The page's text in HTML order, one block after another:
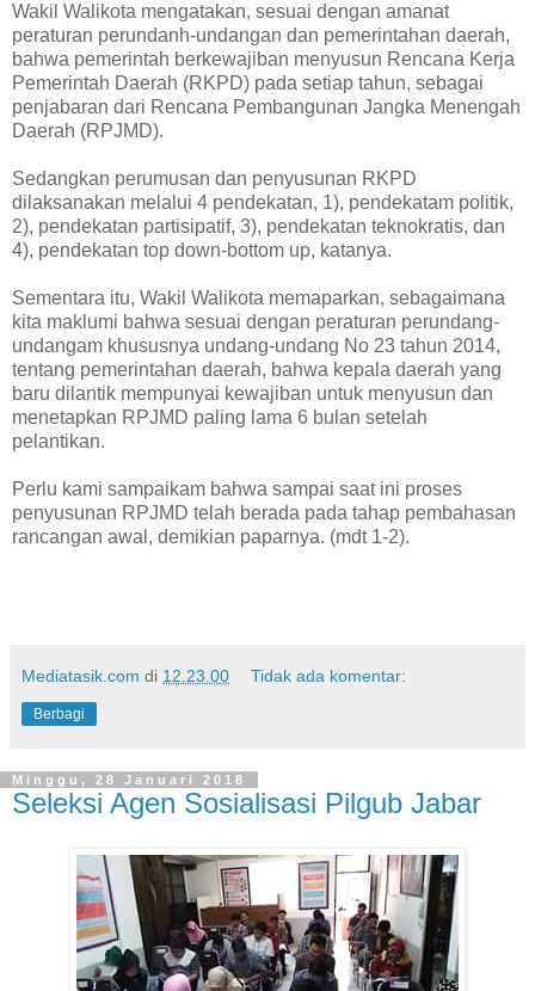
Wakil Walikota mengatakan, sesuai dengan amanat
peraturan perundanh-undangan dan pemerintahan daerah,
bahwa pemerintah berkewajiban menyusun Rencana Kerja
Pemerintah Daerah (RKPD) pada setiap tahun, sebagai
penjabaran dari Rencana Pembangunan Jangka Menengah
Daerah (RPJMD).
Sedangkan perumusan dan penyusunan RKPD
dilaksanakan melalui 4 pendekatan, 1), pendekatam politik,
2), pendekatan partisipatif, 3), pendekatan teknokratis, dan
4), pendekatan top down-bottom up, katanya.
Sementara itu, Wakil Walikota memaparkan, sebagaimana
kita maklumi bahwa sesuai dengan peraturan perundang-
undangam khususnya undang-undang No 23 tahun 2014,
tentang pemerintahan daerah, bahwa kepala daerah yang
baru dilantik mempunyai kewajiban untuk menyusun dan
menetapkan RPJMD paling lama 6 bulan setelah
pelantikan.
Perlu kami sampaikam bahwa sampai saat ini proses
penyusunan RPJMD telah berada pada tahap pembahasan
rancangan awal, demikian paparnya. (mdt 1-2).
Mediatasik.com di 12.23.00 Tidak ada komentar:
Berbagi
Minggu, 28 Januari 2018
Seleksi Agen Sosialisasi Pilgub Jabar